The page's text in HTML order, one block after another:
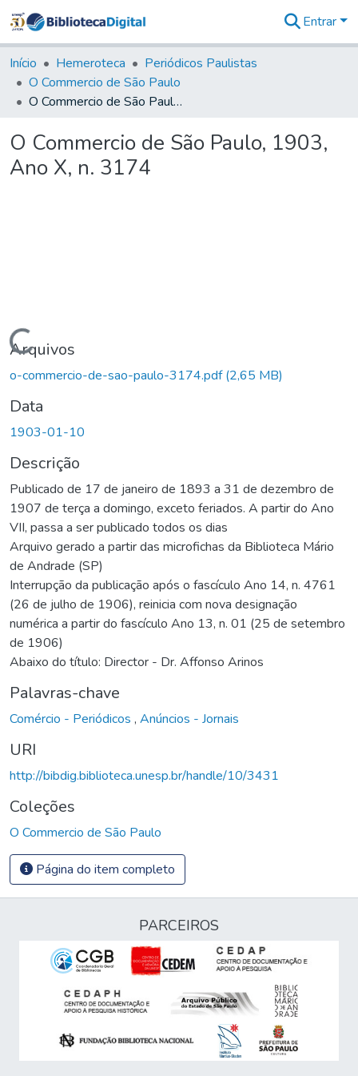
&
Coleções
Tudo na
Biblioteca
Estatísticas
Entrar
Início Hemeroteca
Periódicos Paulistas
O Commercio de São Paulo
O Commercio de São Paulo, 1903, Ano X, n. 3174
O Commercio de São Paulo, 1903,
Ano X, n. 3174
Carregando...
Arquivos
o-commercio-de-sao-paulo-3174.pdf(2,65 MB)
Data
1903-01-10
Descrição
Publicado de 17 de janeiro de 1893 a 31 de dezembro de
1907 de terça a domingo, exceto feriados. A partir do Ano
VII, passa a ser publicado todos os dias
Arquivo gerado a partir das microfichas da Biblioteca Mário
de Andrade (SP)
Interrupção da publicação após o fascículo Ano 14, n. 4761
(26 de julho de 1906), reinicia com nova designação
numérica a partir do fascículo Ano 13, n. 01 (25 de setembro
de 1906)
Abaixo do título: Director - Dr. Affonso Arinos
Palavras-chave
Comércio - Periódicos , Anúncios - Jornais
URI
http://bibdig.biblioteca.unesp.br/handle/10/3431
Coleções
O Commercio de São Paulo
Página do item completo
PARCEIROS